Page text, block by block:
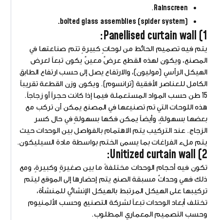
Rainscreen
.
bolted glass assemblies (spider system).
1) Panellised curtain wall:
يتم فيه تصميم الحائط من لوحاتٍ كبيرةٍ تتم صناعتها في
المصنع، ويكون لهذه القطع عرضٌ معينٌ يكون تبعاً لعرض
الهيكل الرأسي (موليون)، والارتفاع يصل إلى حسب ارتفاع الطابق
الكامل للعناصر الأفقية (ترانسوم). ويكون وزن القطعة تقريباً
15 طن حسب المواد المستعملة فيما إذا كانت حجراً أو زجاجاً.
هذه اللوحات التي تم تصنيعها في المصنع يمكن أن تركب مع
بعضها بسهولةٍ، وأيضاً يمكن فكها بسهولةٍ في حال كسر
الزجاج. عند التركيب يتم الاهتمام بالفواصل بين الوحدات حيث
يتم ملء الفراغات بما يسمى الختم بواسطة مادة السيليكون.
2) Unitized curtain wall:
تكون فيه أحجام الوحدات مختلفةً ما بين صغيرةٍ وكبيرةٍ، ومع
ذلك فهي وحداتٌ مسبقة الصنع يتم إحضارها إلى الموقع ليتم
تركيبها على الهيكل المرتبط بالهيكل الإنشائي للمنشأة،
تختلف أبعاد الوحدات تبعاً لشركة التصنيع وحسب الألمنيوم
وحسب التصميم المعماري المطلوب.